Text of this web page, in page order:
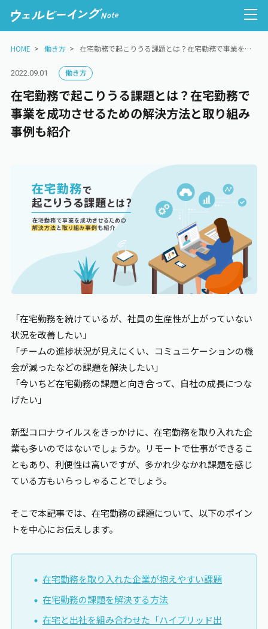
人的資本経営
健康経営
心理的安全性
働き方
エンゲージメント
ワークライフバランス
お役立ち資料
HOME 働き方 在宅勤務で起こりうる課題とは？在宅勤務で事業を成功させるための解決方法と取り組み事例も紹介
2022.09.01 働き方
在宅勤務で起こりうる課題とは？在宅勤務で
事業を成功させるための解決方法と取り組み
事例も紹介
「在宅勤務を続けているが、社員の生産性が上がっていない
状況を改善したい」
「チームの進捗状況が見えにくい、コミュニケーションの機
会が減ったなどの課題を解決したい」
「今いちど在宅勤務の課題と向き合って、自社の成長につな
げたい」
新型コロナウイルスをきっかけに、在宅勤務を取り入れた企
業も多いのではないでしょうか。リモートで仕事ができるこ
ともあり、利便性は高いですが、多かれ少なかれ課題を感じ
ている方もいらっしゃることでしょう。
そこで本記事では、在宅勤務の課題について、以下のポイン
トを中心にお伝えします。
在宅勤務を取り入れた企業が抱えやすい課題
在宅勤務の課題を解決する方法
在宅と出社を組み合わせた「ハイブリッド出